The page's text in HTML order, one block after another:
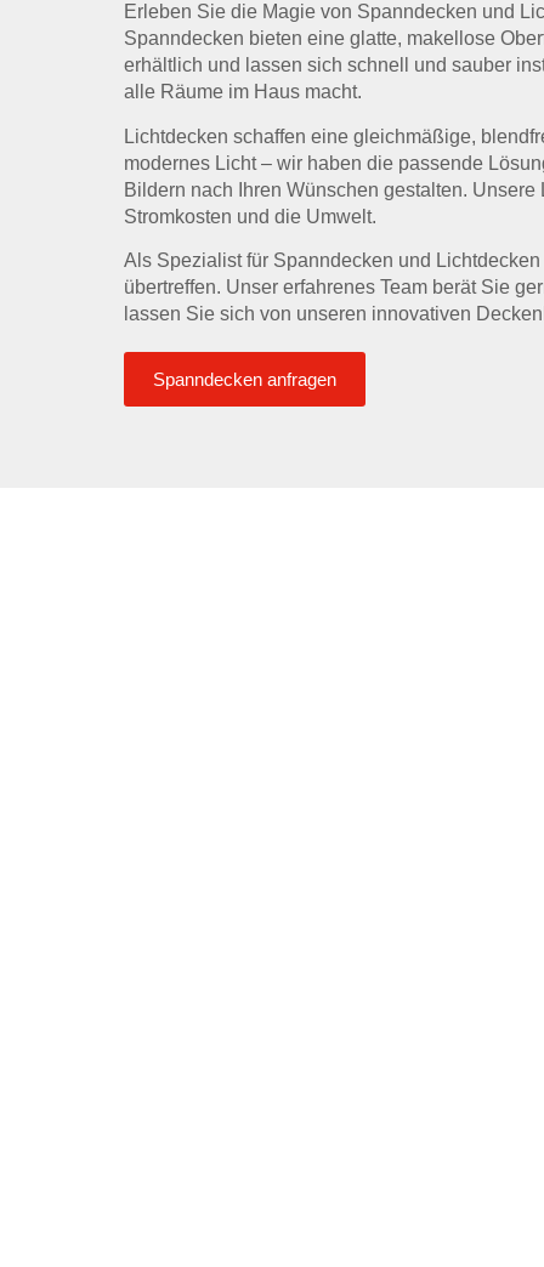
Erleben Sie die Magie von Spanndecken und
Spanndecken bieten eine glatte, makellose
erhältlich und lassen sich schnell und sauber
alle Räume im Haus macht.
Lichtdecken schaffen eine gleichmäßige,
modernes Licht – wir haben die passende
Bildern nach Ihren Wünschen gestalten.
Stromkosten und die Umwelt.
Als Spezialist für Spanndecken und
übertreffen. Unser erfahrenes Team berät Sie
lassen Sie sich von unseren innovativen
Spanndecken anfragen